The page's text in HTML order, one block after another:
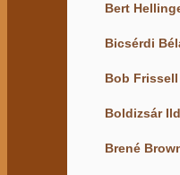
Bert
Bicsérdi
Bob Frissell
Boldizsár
Brené